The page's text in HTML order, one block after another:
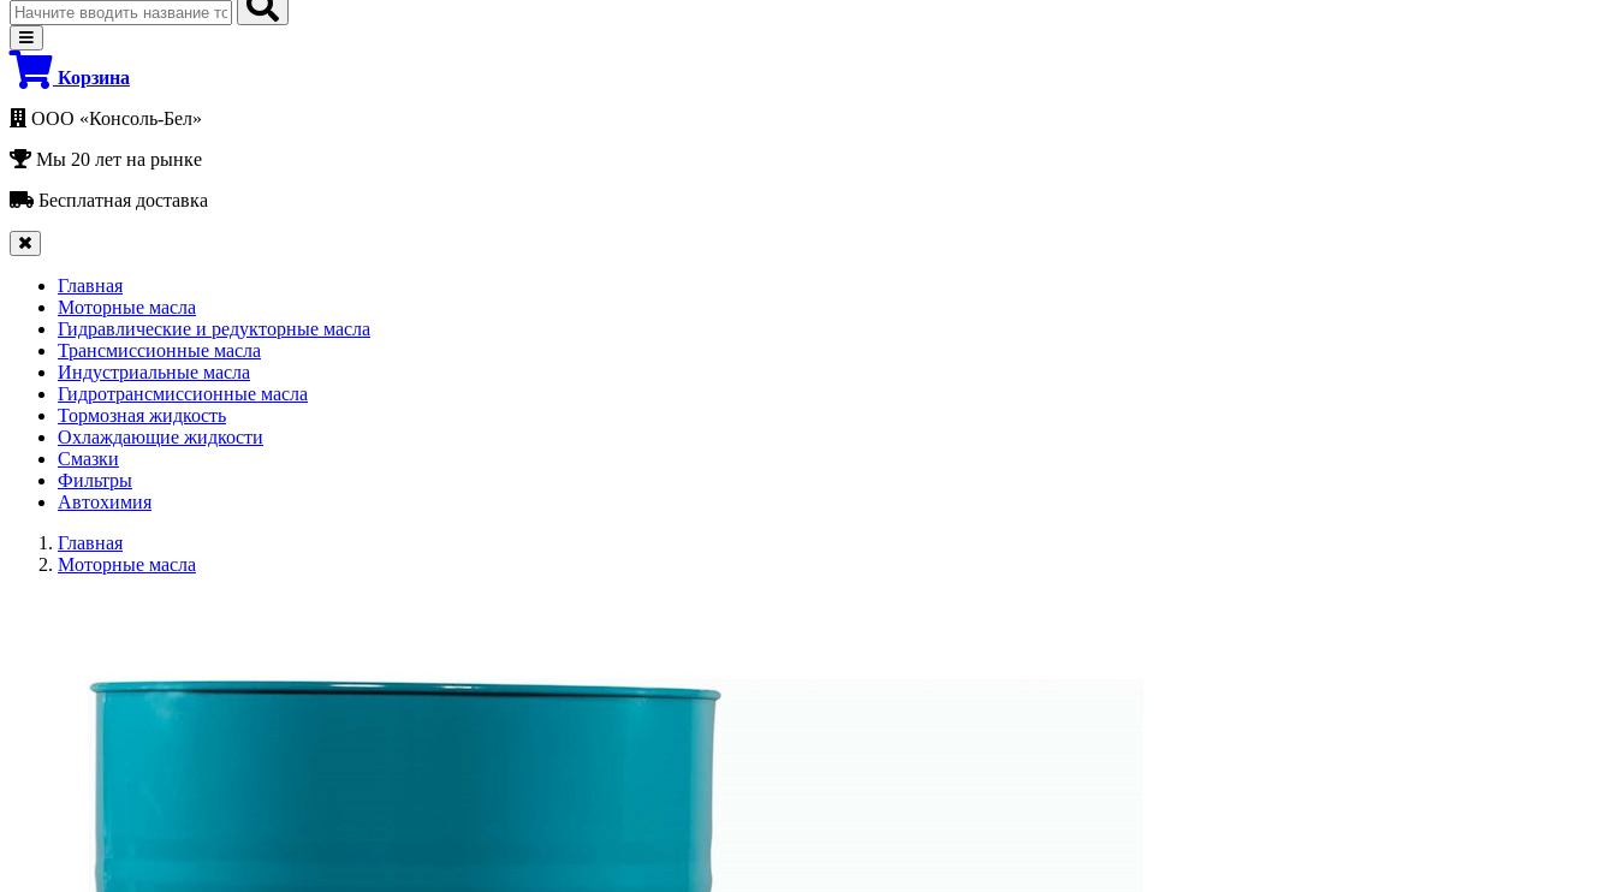
Корзина
ООО «Консоль-Бел»
Мы 20 лет на рынке
Бесплатная доставка
Главная
Моторные масла
Гидравлические и редукторные масла
Трансмиссионные масла
Индустриальные масла
Гидротрансмиссионные масла
Тормозная жидкость
Охлаждающие жидкости
Смазки
Фильтры
Автохимия
Главная
Моторные масла